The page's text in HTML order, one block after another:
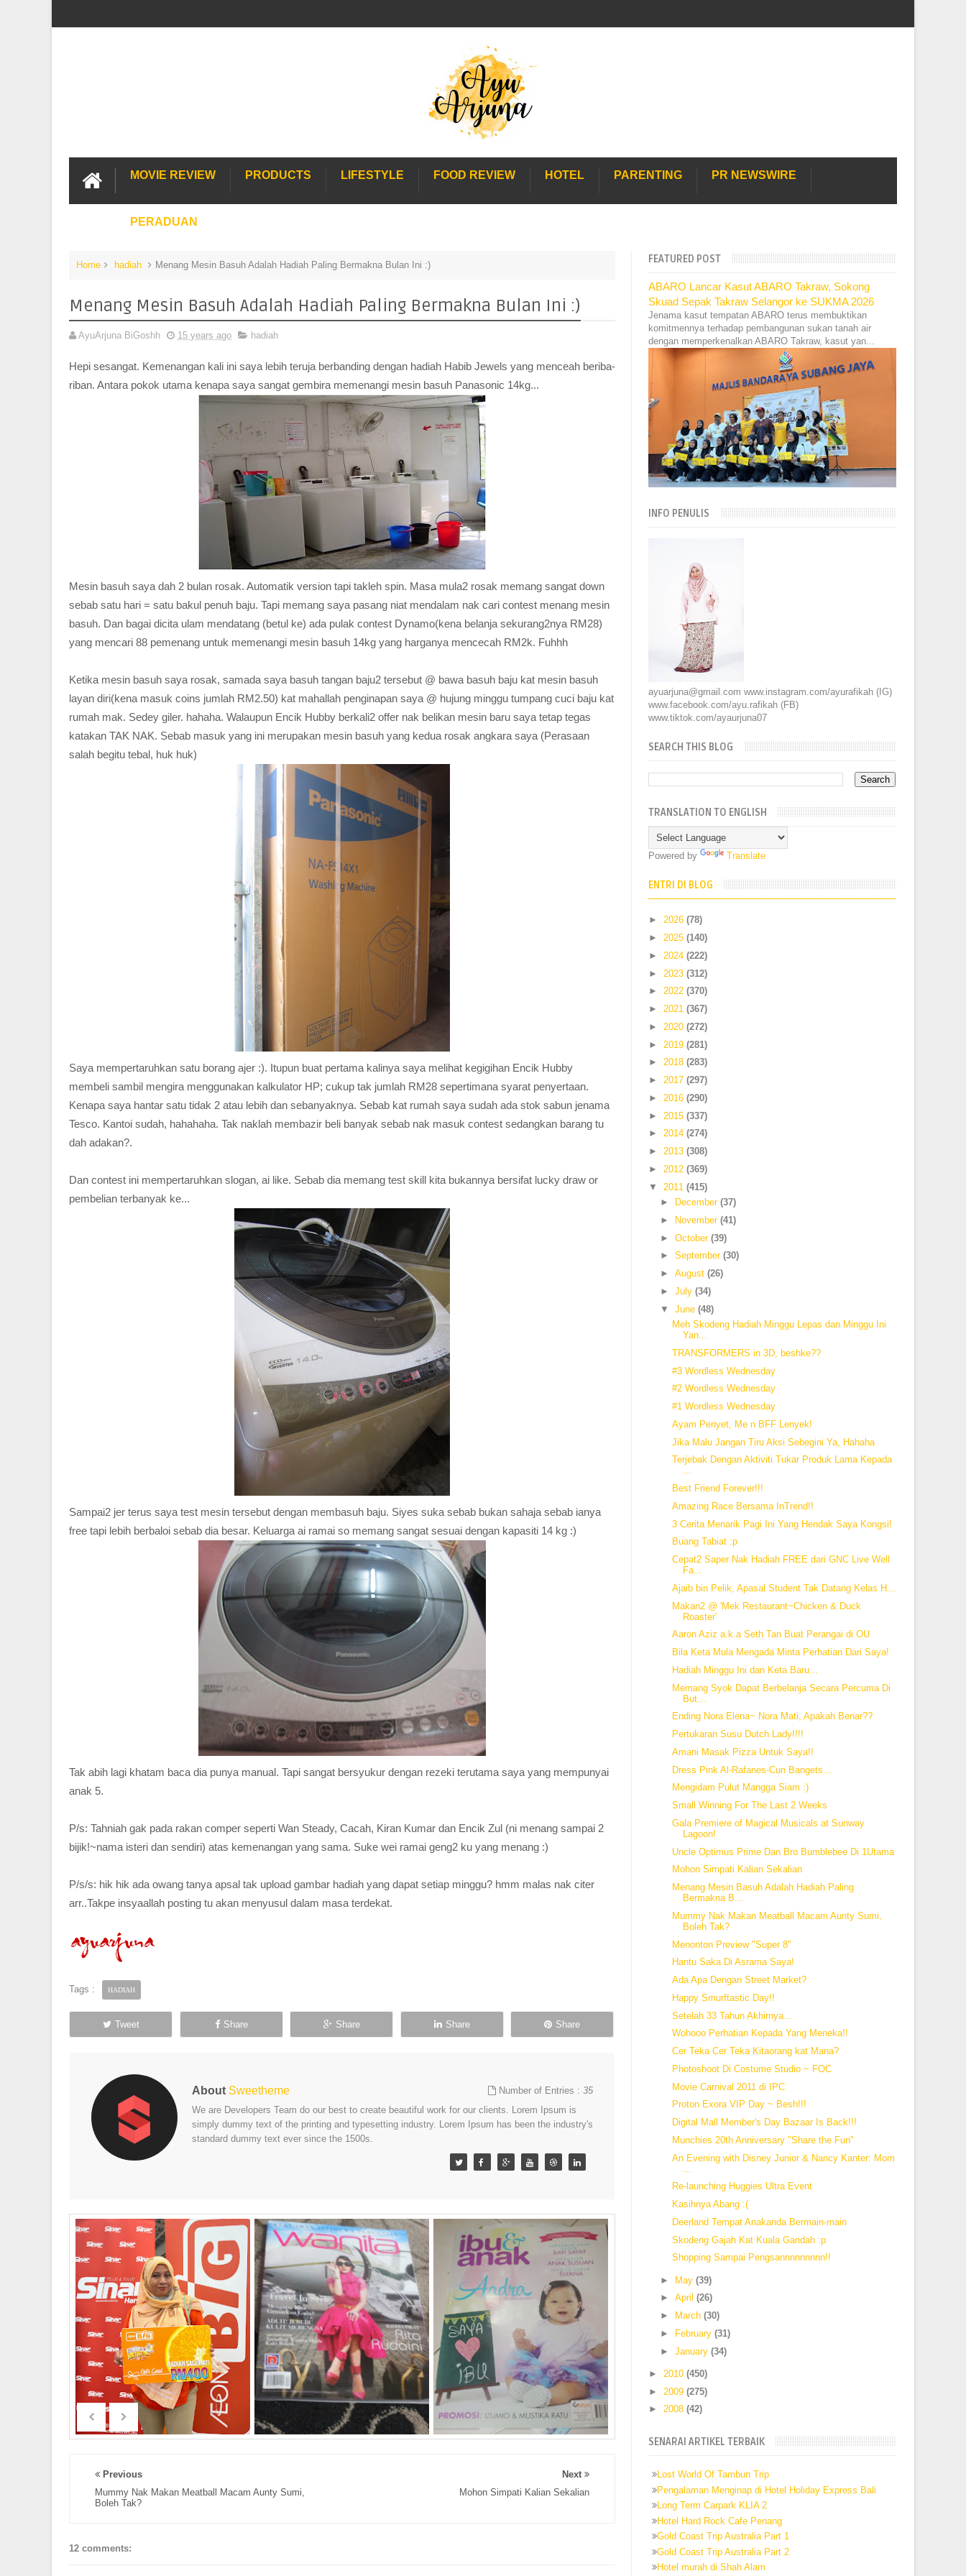
MOVIE REVIEW PRODUCTS LIFESTYLE FOOD REVIEW HOTEL PARENTING PR NEWSWIRE
PERADUAN
Home hadiah Menang Mesin Basuh Adalah Hadiah Paling Bermakna Bulan Ini :)
Menang Mesin Basuh Adalah Hadiah Paling Bermakna Bulan Ini :)
AyuArjuna BiGoshh 15 years ago hadiah
Hepi sesangat. Kemenangan kali ini saya lebih teruja berbanding dengan hadiah Habib Jewels yang menceah beriba-
riban. Antara pokok utama kenapa saya sangat gembira memenangi mesin basuh Panasonic 14kg...
Mesin basuh saya dah 2 bulan rosak. Automatik version tapi takleh spin. Masa mula2 rosak memang sangat down
sebab satu hari = satu bakul penuh baju. Tapi memang saya pasang niat mendalam nak cari contest menang mesin
basuh. Dan bagai dicita ulam mendatang (betul ke) ada pulak contest Dynamo(kena belanja sekurang2nya RM28)
yang mencari 88 pemenang untuk memenangi mesin basuh 14kg yang harganya mencecah RM2k. Fuhhh
Ketika mesin basuh saya rosak, samada saya basuh tangan baju2 tersebut @ bawa basuh baju kat mesin basuh
layan diri(kena masuk coins jumlah RM2.50) kat mahallah penginapan saya @ hujung minggu tumpang cuci baju kat
rumah mak. Sedey giler. hahaha. Walaupun Encik Hubby berkali2 offer nak belikan mesin baru saya tetap tegas
katakan TAK NAK. Sebab masuk yang ini merupakan mesin basuh yang kedua rosak angkara saya (Perasaan
salah begitu tebal, huk huk)
Saya mempertaruhkan satu borang ajer :). Itupun buat pertama kalinya saya melihat kegigihan Encik Hubby
membeli sambil mengira menggunakan kalkulator HP; cukup tak jumlah RM28 sepertimana syarat penyertaan.
Kenapa saya hantar satu tidak 2 atau lebih dan sebanyaknya. Sebab kat rumah saya sudah ada stok sabun jenama
Tesco. Kantoi sudah, hahahaha. Tak naklah membazir beli banyak sebab nak masuk contest sedangkan barang tu
dah adakan?.
Dan contest ini mempertaruhkan slogan, ai like. Sebab dia memang test skill kita bukannya bersifat lucky draw or
pembelian terbanyak ke...
Sampai2 jer terus saya test mesin tersebut dengan membasuh baju. Siyes suka sebab bukan sahaja sebab ianya
free tapi lebih berbaloi sebab dia besar. Keluarga ai ramai so memang sangat sesuai dengan kapasiti 14 kg :)
Tak abih lagi khatam baca dia punya manual. Tapi sangat bersyukur dengan rezeki terutama saya yang mempunyai
anak 5.
P/s: Tahniah gak pada rakan comper seperti Wan Steady, Cacah, Kiran Kumar dan Encik Zul (ni menang sampai 2
bijik!~nama isteri dan sendiri) atas kemenangan yang sama. Suke wei ramai geng2 ku yang menang :)
P/s/s: hik hik ada owang tanya apsal tak upload gambar hadiah yang dapat setiap minggu? hmm malas nak citer
arr..Takpe insyaallah posting tu akan menyusul dalam masa terdekat.
Tags : HADIAH
Tweet Share Share Share Share
About Sweetheme Number of Entries :35
We are Developers Team do our best to create beautiful work for our clients. Lorem Ipsum is
simply dummy text of the printing and typesetting industry. Lorem Ipsum has been the industry's
standard dummy text ever since the 1500s.
Next
Mohon Simpati Kalian Sekalian
Previous
Mummy Nak Makan Meatball Macam Aunty Sumi,
Boleh Tak?
12 comments:
FEATURED POST
ABARO Lancar Kasut ABARO Takraw, Sokong
Skuad Sepak Takraw Selangor ke SUKMA 2026
Jenama kasut tempatan ABARO terus membuktikan
komitmennya terhadap pembangunan sukan tanah air
dengan memperkenalkan ABARO Takraw, kasut yan...
INFO PENULIS
ayuarjuna@gmail.com www.instagram.com/ayurafikah (IG)
www.facebook.com/ayu.rafikah (FB)
www.tiktok.com/ayaurjuna07
SEARCH THIS BLOG
TRANSLATION TO ENGLISH
Powered by Translate
ENTRI DI BLOG
►2026(78)
►2025(140)
► 2024(222)
► 2023(312)
►2022(370)
►2021(367)
► 2020(272)
► 2019(281)
►2018(283)
►2017(297)
► 2016(290)
► 2015(337)
►2014(274)
►2013(308)
► 2012(369)
▼ 2011(415)
►
December (37)
►
November (41)
► October (39)
► September (30)
► August (26)
► July (34)
▼ June (48)
Meh Skodeng Hadiah Minggu Lepas dan Minggu Ini
Yan...
TRANSFORMERS in 3D, beshke??
#3 Wordless Wednesday
#2 Wordless Wednesday
#1 Wordless Wednesday
Ayam Penyet, Me n BFF Lenyek!
Jika Malu Jangan Tiru Aksi Sebegini Ya, Hahaha
Terjebak Dengan Aktiviti Tukar Produk Lama Kepada
...
Best Friend Forever!!!
Amazing Race Bersama InTrend!!
3 Cerita Menarik Pagi Ini Yang Hendak Saya Kongsi!
Buang Tabiat :p
Cepat2 Saper Nak Hadiah FREE dari GNC Live Well
Fa...
Ajaib bin Pelik, Apasal Student Tak Datang Kelas H...
Makan2 @ 'Mek Restaurant~Chicken & Duck
Roaster'
Aaron Aziz a.k.a Seth Tan Buat Perangai di OU
Bila Keta Mula Mengada Minta Perhatian Dari Saya!
Hadiah Minggu Ini dan Keta Baru...
Memang Syok Dapat Berbelanja Secara Percuma Di
But...
Ending Nora Elena~ Nora Mati, Apakah Benar??
Pertukaran Susu Dutch Lady!!!!
Amani Masak Pizza Untuk Saya!!
Dress Pink Al-Rafanes-Cun Bangets...
Mengidam Pulut Mangga Siam :)
Small Winning For The Last 2 Weeks
Gala Premiere of Magical Musicals at Sunway
Lagoon!
Uncle Optimus Prime Dan Bro Bumblebee Di 1Utama
Mohon Simpati Kalian Sekalian
Menang Mesin Basuh Adalah Hadiah Paling
Bermakna B...
Mummy Nak Makan Meatball Macam Aunty Sumi,
Boleh Tak?
Menonton Preview "Super 8"
Hantu Saka Di Asrama Saya!
Ada Apa Dengan Street Market?
Happy Smurftastic Day!!
Setelah 33 Tahun Akhirnya...
Wohooo Perhatian Kepada Yang Meneka!!
Cer Teka Cer Teka Kitaorang kat Mana?
Photoshoot Di Costume Studio ~ FOC
Movie Carnival 2011 di IPC
Proton Exora VIP Day ~ Besh!!!
Digital Mall Member's Day Bazaar Is Back!!!
Munchies 20th Anniversary "Share the Fun"
An Evening with Disney Junior & Nancy Kanter: Mom
Re-launching Huggies Ultra Event
Kasihnya Abang :(
Deerland Tempat Anakanda Bermain-main
Skodeng Gajah Kat Kuala Gandah :p
Shopping Sampai Pengsannnnnnnnn!!
► May (39)
► April (26)
►
March (30)
►
February (31)
► January (34)
► 2010(450)
► 2009(275)
►2008(42)
SENARAI ARTIKEL TERBAIK
Lost World Of Tambun Trip
Pengalaman Menginap di Hotel Holiday Express Bali
Long Term Carpark KLIA 2
Hotel Hard Rock Cafe Penang
Gold Coast Trip Australia Part 1
Gold Coast Trip Australia Part 2
Hotel murah di Shah Alam